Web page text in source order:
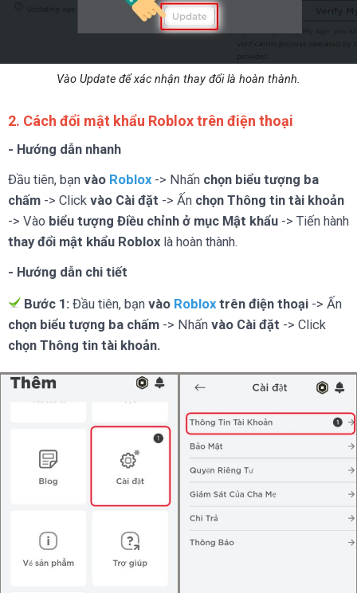
Vào Update để xác nhận thay đổi là hoàn thành.
2. Cách đổi mật khẩu Roblox trên điện thoại
- Hướng dẫn nhanh
Đầu tiên, bạn vào Roblox -> Nhấn chọn biểu tượng ba
chấm -> Click vào Cài đặt -> Ấn chọn Thông tin tài khoản
-> Vào biểu tượng Điều chỉnh ở mục Mật khẩu -> Tiến hành
thay đổi mật khẩu Roblox là hoàn thành.
- Hướng dẫn chi tiết
Bước 1: Đầu tiên, bạn vào Roblox trên điện thoại -> Ấn
chọn biểu tượng ba chấm -> Nhấn vào Cài đặt -> Click
chọn Thông tin tài khoản.